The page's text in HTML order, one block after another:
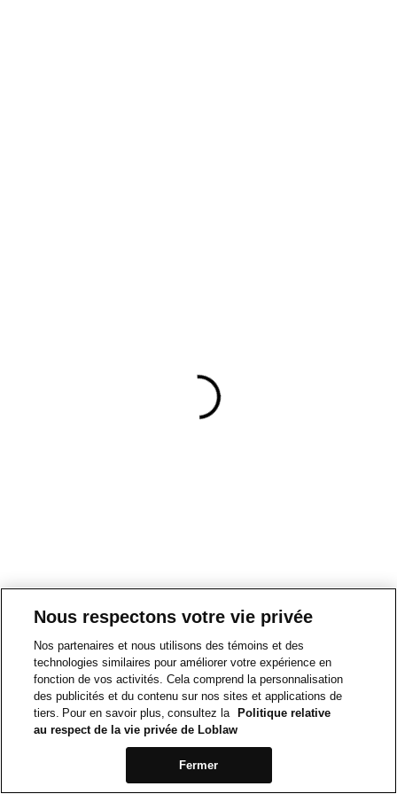
Nous respectons votre vie privée
Nos partenaires et nous utilisons des témoins et des
technologies similaires pour améliorer votre expérience en
fonction de vos activités. Cela comprend la personnalisation
des publicités et du contenu sur nos sites et applications de
tiers. Pour en savoir plus, consultez la
Politique relative
au respect de la vie privée de Loblaw
Fermer